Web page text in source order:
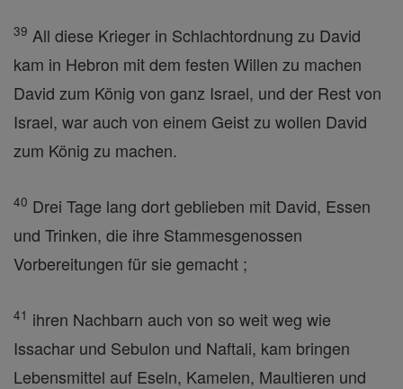
39 All diese Krieger in Schlachtordnung zu David
kam in Hebron mit dem festen Willen zu machen
David zum König von ganz Israel, und der Rest von
Israel, war auch von einem Geist zu wollen David
zum König zu machen.
40 Drei Tage lang dort geblieben mit David, Essen
und Trinken, die ihre Stammesgenossen
Vorbereitungen für sie gemacht ;
41 ihren Nachbarn auch von so weit weg wie
Issachar und Sebulon und Naftali, kam bringen
Lebensmittel auf Eseln, Kamelen, Maultieren und